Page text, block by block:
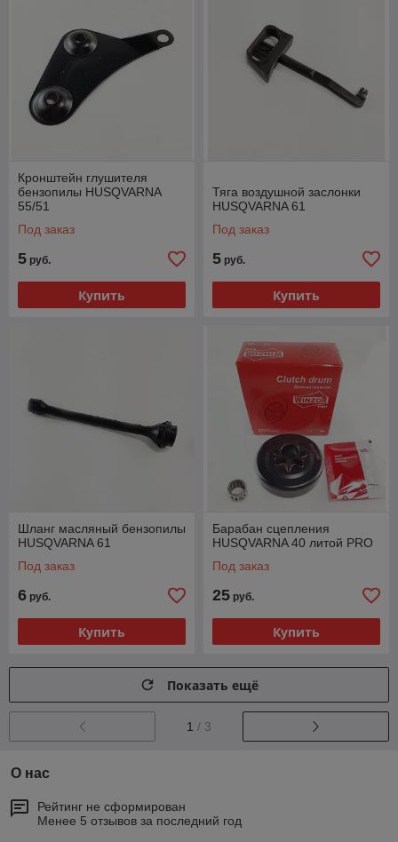
Кронштейн глушителя
бензопилы HUSQVARNA
55/51
Под заказ
5 руб.
Купить
Тяга воздушной заслонки
HUSQVARNA 61
Под заказ
5 руб.
Купить
Шланг масляный бензопилы
HUSQVARNA 61
Под заказ
6 руб.
Купить
Барабан сцепления
HUSQVARNA 40 литой PRO
Под заказ
25 руб.
Купить
Показать ещё
1 / 3
О нас
Рейтинг не сформирован
Менее 5 отзывов за последний год